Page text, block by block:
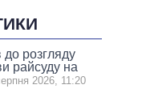
розгляду
райсуду на
2026, 11:20